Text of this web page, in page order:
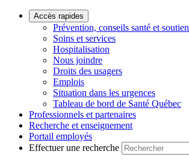
Accès rapides
Prévention, conseils santé et soutien
Soins et services
Hospitalisation
Nous joindre
Droits des usagers
Emplois
Situation dans les urgences
Tableau de bord de Santé Québec
Professionnels et partenaires
Recherche et enseignement
Portail employés
Effectuer une recherche